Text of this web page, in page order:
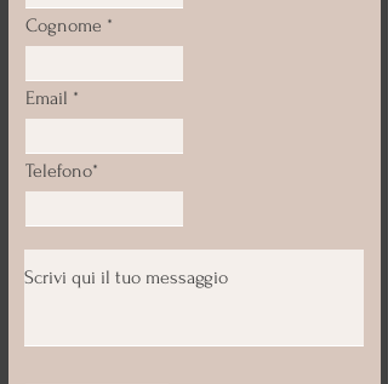
Cognome
Email
Telefono*